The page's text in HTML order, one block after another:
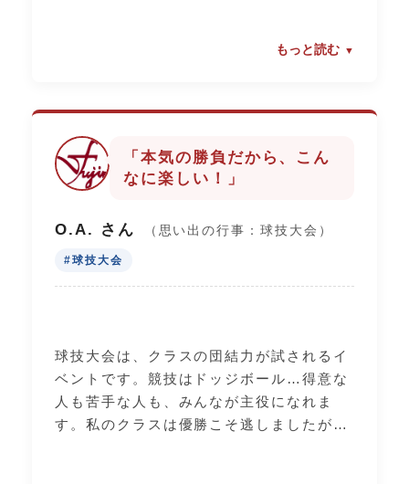
もっと読む
「本気の勝負だから、こん
なに楽しい！」
O.A. さん （思い出の行事：球技大会）
#球技大会
球技大会は、クラスの団結力が試されるイ
ベントです。競技はドッジボール…得意な
人も苦手な人も、みんなが主役になれま
す。私のクラスは優勝こそ逃しましたが、